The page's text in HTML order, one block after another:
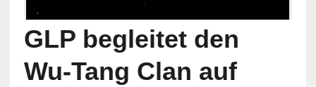
GLP begleitet den
Wu-Tang Clan auf